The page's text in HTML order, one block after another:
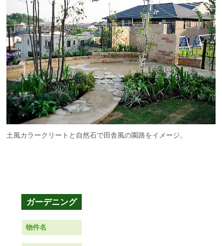
土風カラークリートと自然石で田舎風の園路をイメージ。
物件名